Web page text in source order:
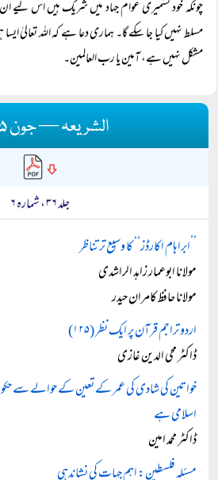
چونکہ خود کشمیری عوام جہاد میں شریک ہیں اس لیے
مسلط نہیں کیا جا سکے گا۔ ہماری دعا ہے کہ اللہ تعالیٰ
مشکل نہیں ہے، آمین یا رب العالمین۔
الشریعہ — جون ۲۰۲۵ء
جلد ۳۶ ، شمارہ ۶
’’ابراہام اکارڈز‘‘ کا وسیع تر تناظر
مولانا ابوعمار زاہد الراشدی
مولانا حافظ کامران حیدر
اردو تراجم قرآن پر ایک نظر (۱۲۵)
ڈاکٹر محی الدین غازی
خواتین کی شادی کی عمر کے تعین کے حوالے سے
اسلامی ہے
ڈاکٹر محمد امین
مسئلہ فلسطین: اہم جہات کی نشاندہی